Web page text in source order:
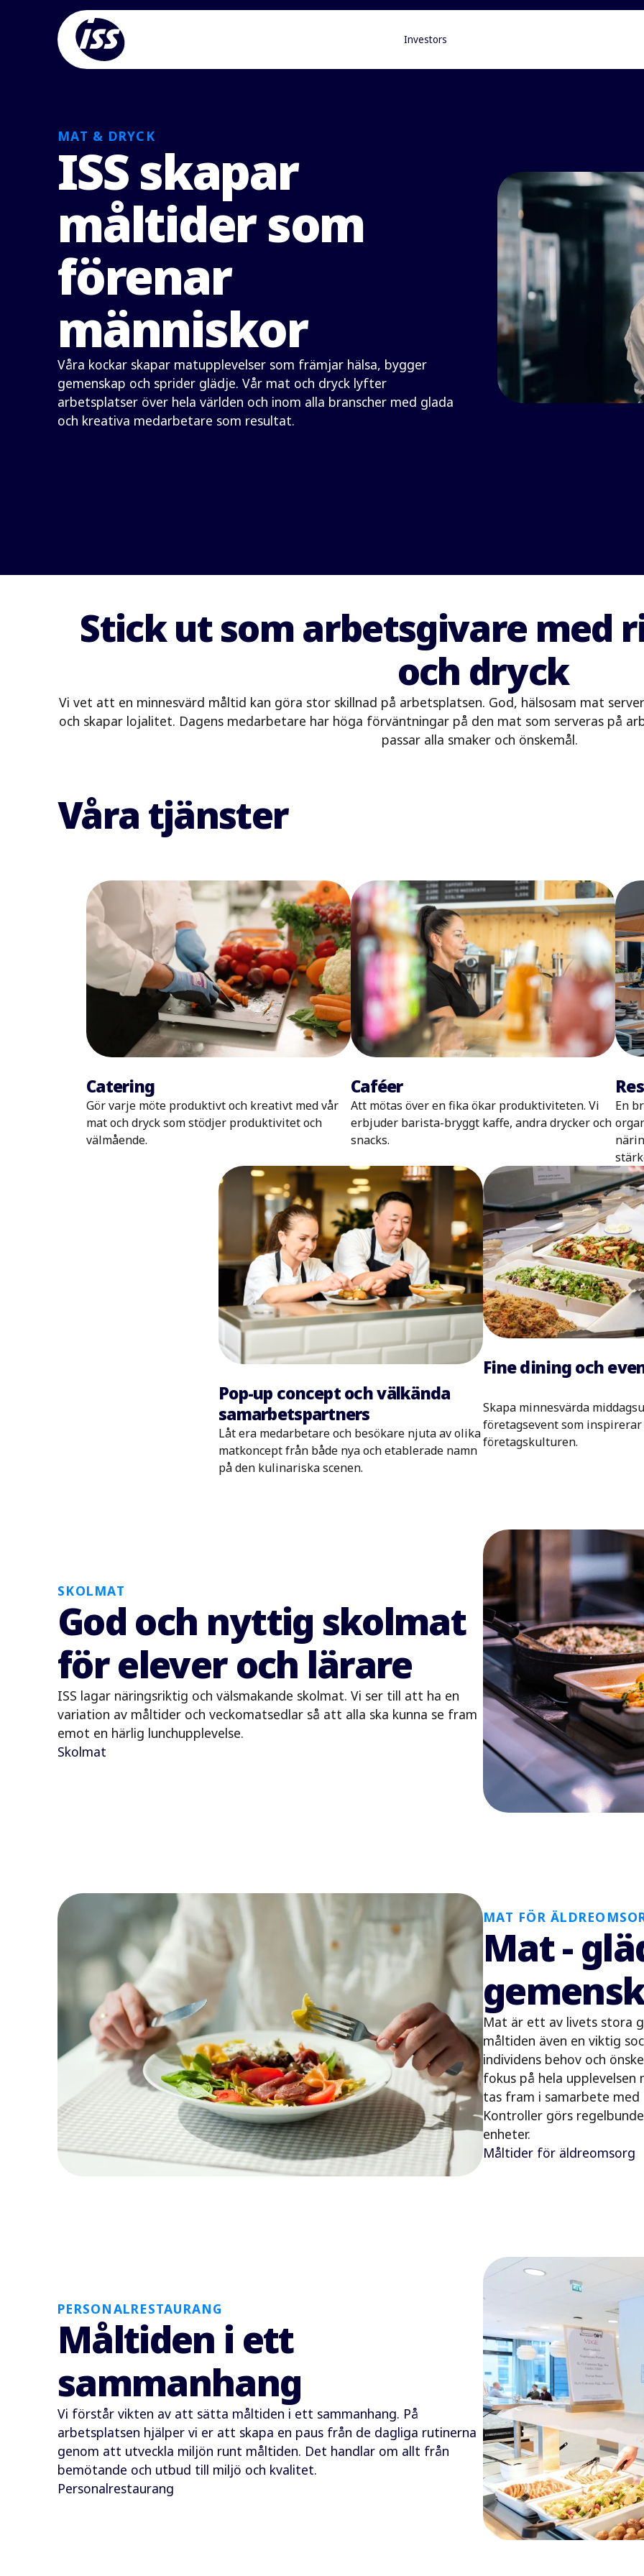
Investors
MAT & DRYCK
ISS skapar
måltider som
förenar
människor
Våra kockar skapar matupplevelser som främjar hälsa, bygger
gemenskap och sprider glädje. Vår mat och dryck lyfter
arbetsplatser över hela världen och inom alla branscher med glada
och kreativa medarbetare som resultat.
Stick ut som arbetsgivare med
och dryck
Vi vet att en minnesvärd måltid kan göra stor skillnad på arbetsplatsen. God, hälsosam mat
och skapar lojalitet. Dagens medarbetare har höga förväntningar på den mat som serveras på
passar alla smaker och önskemål.
Våra tjänster
Catering
Gör varje möte produktivt och kreativt med vår
mat och dryck som stödjer produktivitet och
välmående.
Caféer
Att mötas över en fika ökar produktiviteten. Vi
erbjuder barista-bryggt kaffe, andra drycker och
snacks.
En
Pop-up concept och välkända
samarbetspartners
Låt era medarbetare och besökare njuta av olika
matkoncept från både nya och etablerade namn
på den kulinariska scenen.
Fine dining och
Skapa minnesvärda
företagsevent som
företagskulturen.
SKOLMAT
God och nyttig skolmat
för elever och lärare
ISS lagar näringsriktig och välsmakande skolmat. Vi ser till att ha en
variation av måltider och veckomatsedlar så att alla ska kunna se fram
emot en härlig lunchupplevelse.
Skolmat
MAT FÖR
Mat -
Mat är ett av livets stora
måltiden även en viktig
individens behov och
fokus på hela
tas fram i samarbete
Kontroller görs
enheter.
Måltider för äldreomsorg
PERSONALRESTAURANG
Måltiden i ett
sammanhang
Vi förstår vikten av att sätta måltiden i ett sammanhang. På
arbetsplatsen hjälper vi er att skapa en paus från de dagliga rutinerna
genom att utveckla miljön runt måltiden. Det handlar om allt från
bemötande och utbud till miljö och kvalitet.
Personalrestaurang